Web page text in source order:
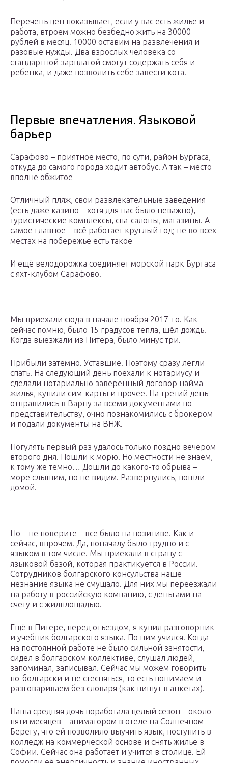
Перечень цен показывает, если у вас есть жилье и
работа, втроем можно безбедно жить на 30000
рублей в месяц. 10000 оставим на развлечения и
разовые нужды. Два взрослых человека со
стандартной зарплатой смогут содержать себя и
ребенка, и даже позволить себе завести кота.
Первые впечатления. Языковой
барьер
Сарафово – приятное место, по сути, район Бургаса,
откуда до самого города ходит автобус. А так – место
вполне обжитое
Отличный пляж, свои развлекательные заведения
(есть даже казино – хотя для нас было неважно),
туристические комплексы, спа-салоны, магазины. А
самое главное – всё работает круглый год; не во всех
местах на побережье есть такое
И ещё велодорожка соединяет морской парк Бургаса
с яхт-клубом Сарафово.
Мы приехали сюда в начале ноября 2017-го. Как
сейчас помню, было 15 градусов тепла, шёл дождь.
Когда выезжали из Питера, было минус три.
Прибыли затемно. Уставшие. Поэтому сразу легли
спать. На следующий день поехали к нотариусу и
сделали нотариально заверенный договор найма
жилья, купили сим-карты и прочее. На третий день
отправились в Варну за всеми документами по
представительству, очно познакомились с брокером
и подали документы на ВНЖ.
Погулять первый раз удалось только поздно вечером
второго дня. Пошли к морю. Но местности не знаем,
к тому же темно… Дошли до какого-то обрыва –
море слышим, но не видим. Развернулись, пошли
домой.
Но – не поверите – все было на позитиве. Как и
сейчас, впрочем. Да, поначалу было трудно и с
языком в том числе. Мы приехали в страну с
языковой базой, которая практикуется в России.
Сотрудников болгарского консульства наше
незнание языка не смущало. Для них мы переезжали
на работу в российскую компанию, с деньгами на
счету и с жилплощадью.
Ещё в Питере, перед отъездом, я купил разговорник
и учебник болгарского языка. По ним учился. Когда
на постоянной работе не было сильной занятости,
сидел в болгарском коллективе, слушал людей,
запоминал, записывал. Сейчас мы можем говорить
по-болгарски и не стесняться, то есть понимаем и
разговариваем без словаря (как пишут в анкетах).
Наша средняя дочь поработала целый сезон – около
пяти месяцев – аниматором в отеле на Солнечном
Берегу, что ей позволило выучить язык, поступить в
колледж на коммерческой основе и снять жилье в
Софии. Сейчас она работает и учится в столице. Ей